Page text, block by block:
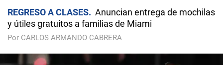
REGRESO A CLASES
Anuncian entrega de mochilas
y útiles gratuitos a familias de Miami
Por CARLOS ARMANDO CABRERA